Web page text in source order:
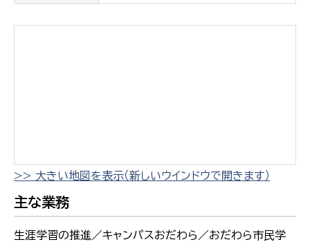
>> 大きい地図を表示（新しいウインドウで開きます）
主な業務
生涯学習の推進／キャンパスおだわら／おだわら市民学